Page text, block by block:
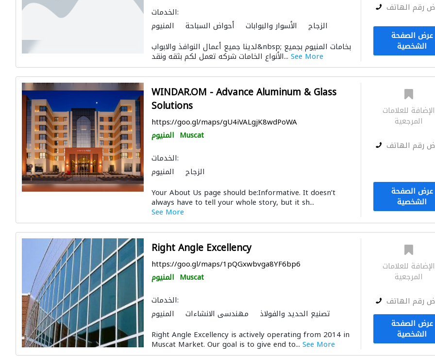
الخدمات:
المنيوم
أحواض السباحة الأسوار والبوابات الزجاج
لدينا جميع أعمال النوافذ والابواب&nbsp; بخامات المنيوم بجميع
الأنواع الخامات شركه تعمل لكم بثقه ونقد... See More
رقم الهاتف
عرض الصفحة
الشخصية
WINDAR.OM - Advance Aluminum & Glass
Solutions
https://goo.gl/maps/gU4iVALgjK8wdPoWA
المنيوم Muscat
الخدمات:
المنيوم
الزجاج
Your About Us page should be:Informative. It doesn’t
always have to tell your whole story, but it sh...
See More
الإضافة للعلامات
المرجعية
رقم الهاتف
عرض الصفحة
الشخصية
Right Angle Excellency
https://goo.gl/maps/1pQGxwbvga8YF6bp6
المنيوم Muscat
الخدمات:
المنيوم
مهندسي الانشاءات تصنيع الحديد والفولاذ
Right Angle Excellency is actively operating from 2014 in
Muscat Market. Our goal is to give end to... See More
الإضافة للعلامات
المرجعية
رقم الهاتف
عرض الصفحة
الشخصية